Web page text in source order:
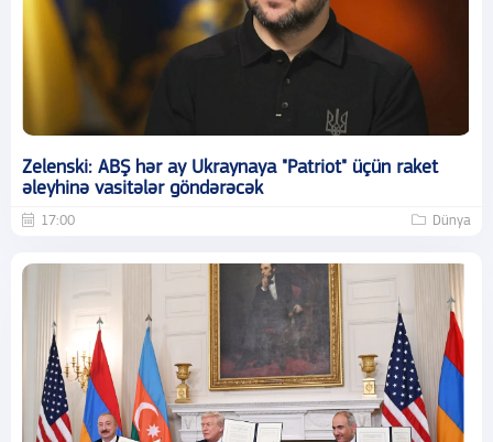
Zelenski: ABŞ hər ay Ukraynaya "Patriot" üçün raket
əleyhinə vasitələr göndərəcək
17:00 Dünya